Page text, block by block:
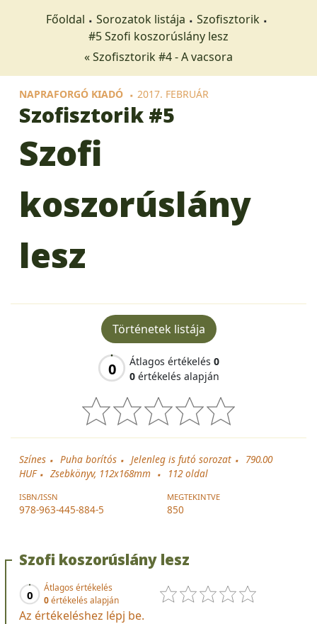
Főoldal Sorozatok listája
Szofisztorik
#5 Szofi koszorúslány lesz
« Szofisztorik #4 - A vacsora
NAPRAFORGÓ KIADÓ 2017. FEBRUÁR
Szofisztorik #5
Szofi
koszorúslány
lesz
Történetek listája
0 Átlagos értékelés 0
0 értékelés alapján
Színes Puha borítós Jelenleg is futó sorozat
790.00
HUF
Zsebkönyv, 112x168mm 112oldal
ISBN/ISSN
978-963-445-884-5
MEGTEKINTVE
850
Szofi koszorúslány lesz
0
Átlagos értékelés
0értékelés alapján
Az értékeléshez lépj be.